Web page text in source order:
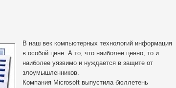
В наш век компьютерных технологий информация
в особой цене. А то, что наиболее ценно, то и
наиболее уязвимо и нуждается в защите от
злоумышленников.
Компания Microsoft выпустила бюллетень